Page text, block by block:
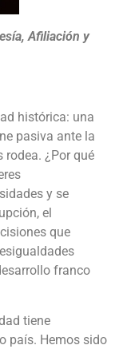
Afiliación y
histórica: una
pasiva ante la
¿Por qué
y se
el
que
franco
tiene
país. Hemos sido